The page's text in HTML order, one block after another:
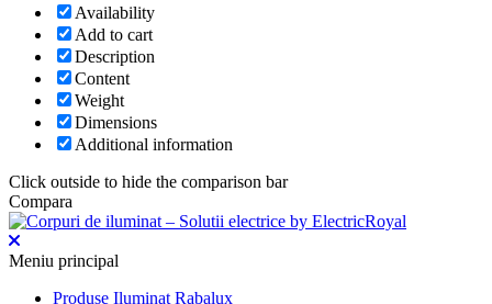
Availability
Add to cart
Description
Content
Weight
Dimensions
Additional information
Click outside to hide the comparison bar
Compara
Meniu principal
Produse Iluminat Rabalux